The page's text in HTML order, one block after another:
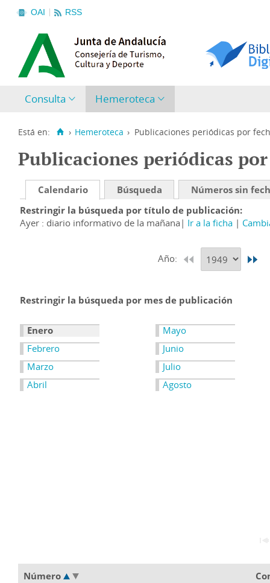
OAI RSS
Consulta Hemeroteca
Está en: › Hemeroteca › Publicaciones periódicas por
Publicaciones periódicas
Calendario Búsqueda
Números sin
Restringir la búsqueda por título de publicación
Ayer : diario informativo de la mañana
Ir a la ficha
Año:
Restringir la búsqueda por mes de publicación
Enero
Febrero
Marzo
Abril
Mayo
Junio
Julio
Agosto
Número